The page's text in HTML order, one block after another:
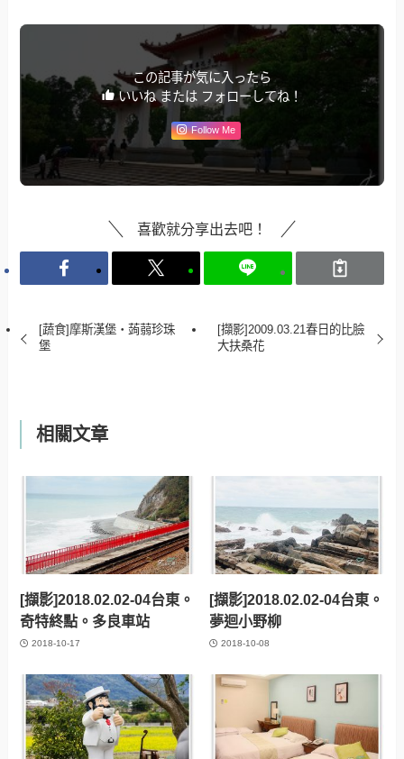
この記事が気に入ったら
いいね または フォローしてね！
Follow Me
喜歡就分享出去吧！
[蔬食]摩斯漢堡‧蒟蒻珍珠
堡
[擷影]2009.03.21春日的比臉
大扶桑花
相關文章
[擷影]2018.02.02-04台東。
奇特終點。多良車站
2018-10-17
[擷影]2018.02.02-04台東。
夢迴小野柳
2018-10-08